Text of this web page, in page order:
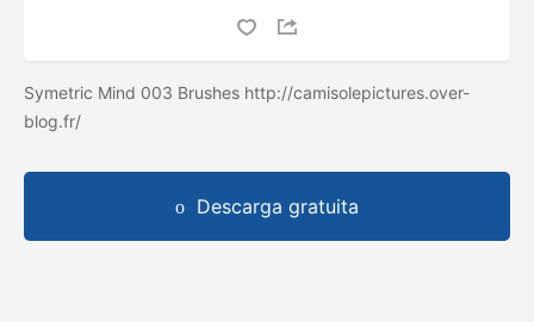
Symetric Mind 003 Brushes http://camisolepictures.over-
blog.fr/
Descarga gratuita